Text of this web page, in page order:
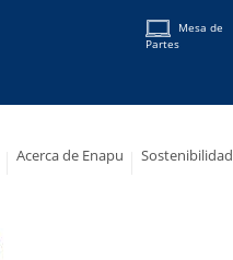
Mesa de
Partes
Acerca de Enapu Sostenibilidad